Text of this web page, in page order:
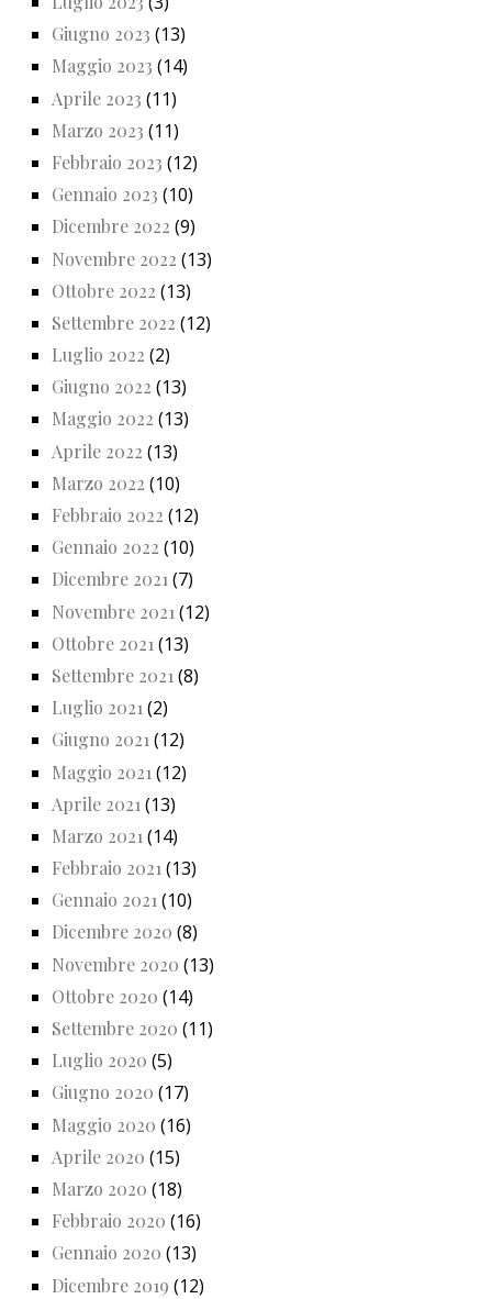
Giugno 2023 (13)
Maggio 2023 (14)
Aprile 2023 (11)
Marzo 2023 (11)
Febbraio 2023 (12)
Gennaio 2023 (10)
Dicembre 2022 (9)
Novembre 2022 (13)
Ottobre 2022 (13)
Settembre 2022 (12)
Luglio 2022 (2)
Giugno 2022 (13)
Maggio 2022 (13)
Aprile 2022 (13)
Marzo 2022 (10)
Febbraio 2022 (12)
Gennaio 2022 (10)
Dicembre 2021(7)
Novembre 2021 (12)
Ottobre 2021 (13)
Settembre 2021 (8)
Luglio 2021 (2)
Giugno 2021(12)
Maggio 2021 (12)
Aprile 2021 (13)
Marzo 2021 (14)
Febbraio 2021 (13)
Gennaio 2021(10)
Dicembre 2020 (8)
Novembre 2020 (13)
Ottobre 2020 (14)
Settembre 2020 (11)
Luglio 2020 (5)
Giugno 2020 (17)
Maggio 2020 (16)
Aprile 2020 (15)
Marzo 2020 (18)
Febbraio 2020 (16)
Gennaio 2020 (13)
Dicembre 2019 (12)